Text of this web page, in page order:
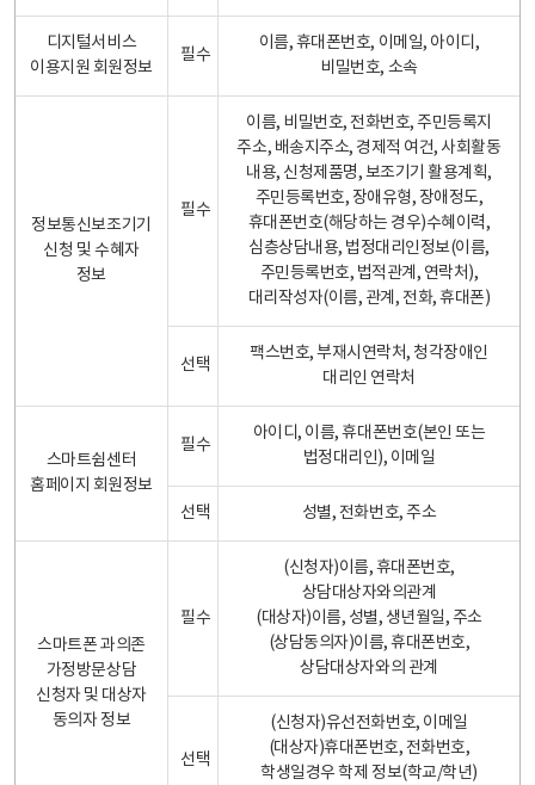
디지털서비스
이용지원 회원정보
필수
이름, 휴대폰번호, 이메일, 아이디,
비밀번호, 소속
정보통신보조기기
신청 및 수혜자
정보
필수
이름, 비밀번호, 전화번호, 주민등록지
주소, 배송지주소, 경제적 여건, 사회활동
내용, 신청제품명, 보조기기 활용계획,
주민등록번호, 장애유형, 장애정도,
휴대폰번호(해당하는 경우)수혜이력,
심층상담내용, 법정대리인정보(이름,
주민등록번호, 법적관계, 연락처),
대리작성자(이름, 관계, 전화, 휴대폰)
선택
팩스번호, 부재시연락처, 청각장애인
대리인 연락처
스마트쉼센터
홈페이지 회원정보
필수
아이디, 이름, 휴대폰번호(본인 또는
법정대리인), 이메일
선택 성별, 전화번호, 주소
스마트폰 과의존
가정방문상담
신청자 및 대상자
동의자 정보
필수
(신청자)이름, 휴대폰번호,
상담대상자와의관계
(대상자)이름, 성별, 생년월일, 주소
(상담동의자)이름, 휴대폰번호,
상담대상자와의 관계
선택
(신청자)유선전화번호, 이메일
(대상자)휴대폰번호, 전화번호,
학생일경우 학제 정보(학교/학년)